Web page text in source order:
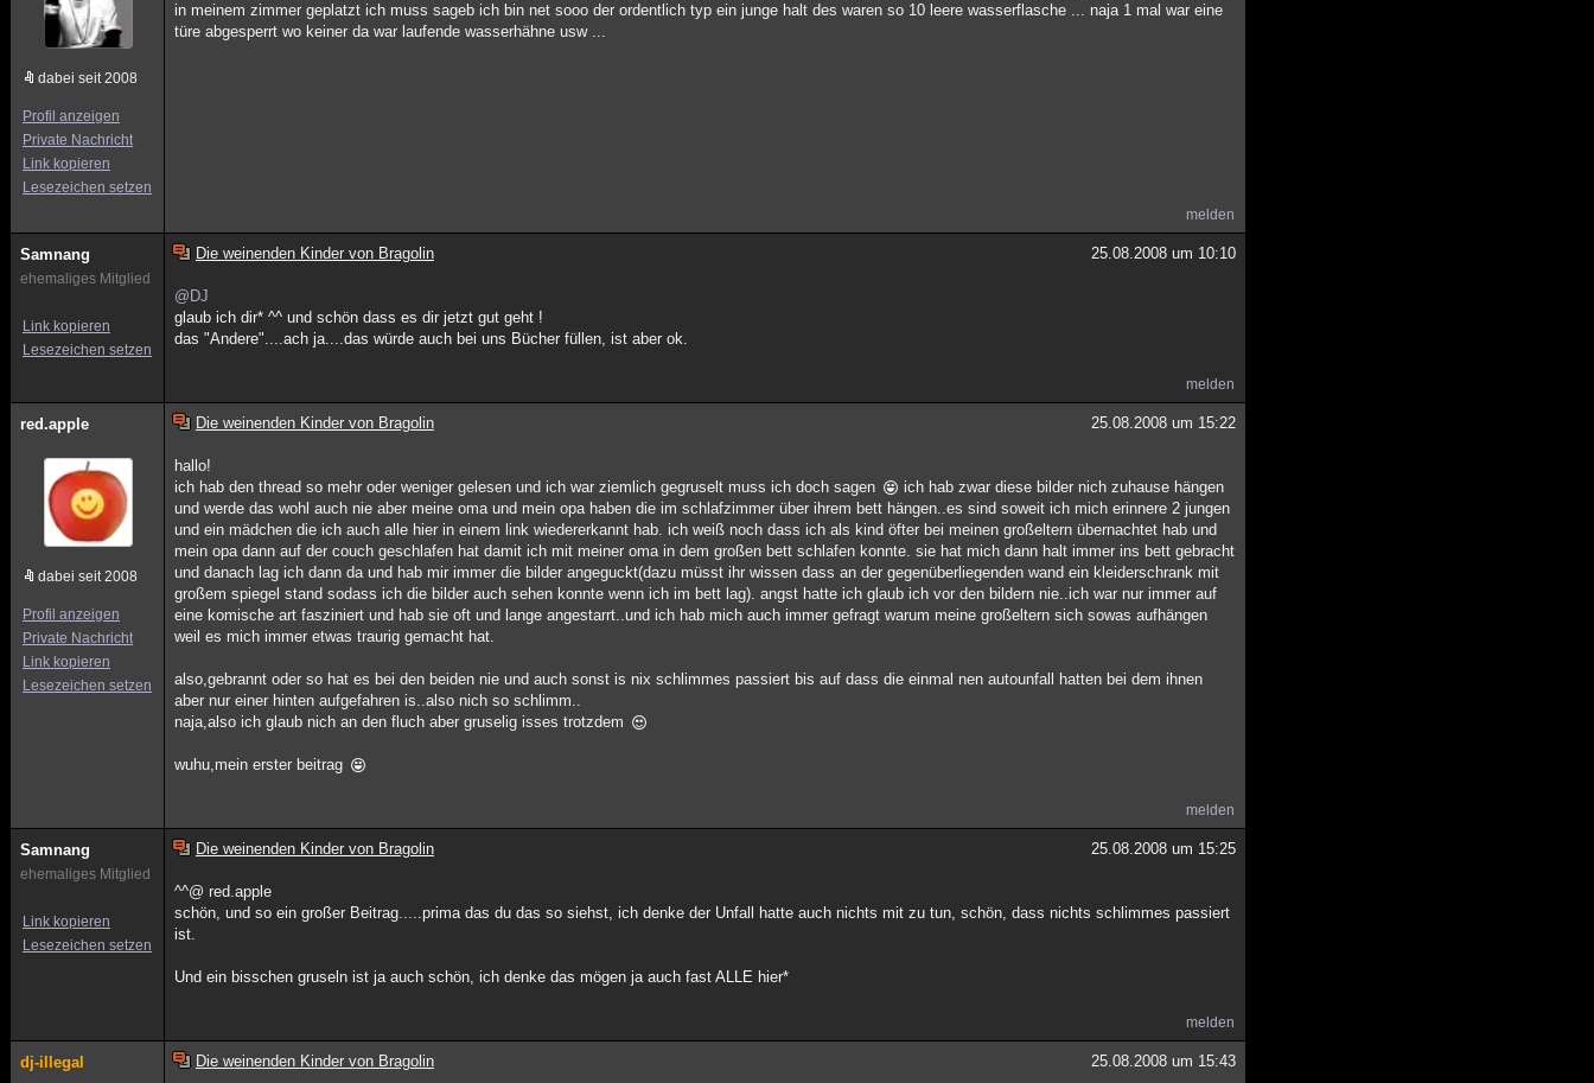
dabei seit 2008
Profil anzeigen
Private Nachricht
Link kopieren
Lesezeichen setzen
in meinem zimmer geplatzt ich muss sageb ich bin net sooo der ordentlich typ ein junge halt des waren so 10 leere wasserflasche ... naja 1 mal war eine
türe abgesperrt wo keiner da war laufende wasserhähne usw ...
melden
Samnang
ehemaliges Mitglied
Link kopieren
Lesezeichen setzen
Die weinenden Kinder von Bragolin 25.08.2008 um 10:10
@DJ
glaub ich dir* ^^ und schön dass es dir jetzt gut geht !
das "Andere"....ach ja....das würde auch bei uns Bücher füllen, ist aber ok.
melden
red.apple
dabei seit 2008
Profil anzeigen
Private Nachricht
Link kopieren
Lesezeichen setzen
Die weinenden Kinder von Bragolin 25.08.2008 um 15:22
hallo!
ich hab den thread so mehr oder weniger gelesen und ich war ziemlich gegruselt muss ich doch sagen
ich hab zwar diese bilder nich zuhause hängen
und werde das wohl auch nie aber meine oma und mein opa haben die im schlafzimmer über ihrem bett hängen..es sind soweit ich mich erinnere 2 jungen
und ein mädchen die ich auch alle hier in einem link wiedererkannt hab. ich weiß noch dass ich als kind öfter bei meinen großeltern übernachtet hab und
mein opa dann auf der couch geschlafen hat damit ich mit meiner oma in dem großen bett schlafen konnte. sie hat mich dann halt immer ins bett gebracht
und danach lag ich dann da und hab mir immer die bilder angeguckt(dazu müsst ihr wissen dass an der gegenüberliegenden wand ein kleiderschrank mit
großem spiegel stand sodass ich die bilder auch sehen konnte wenn ich im bett lag). angst hatte ich glaub ich vor den bildern nie..ich war nur immer auf
eine komische art fasziniert und hab sie oft und lange angestarrt..und ich hab mich auch immer gefragt warum meine großeltern sich sowas aufhängen
weil es mich immer etwas traurig gemacht hat.
also,gebrannt oder so hat es bei den beiden nie und auch sonst is nix schlimmes passiert bis auf dass die einmal nen autounfall hatten bei dem ihnen
aber nur einer hinten aufgefahren is..also nich so schlimm..
naja,also ich glaub nich an den fluch aber gruselig isses trotzdem
wuhu,mein erster beitrag
melden
Samnang
ehemaliges Mitglied
Link kopieren
Lesezeichen setzen
Die weinenden Kinder von Bragolin 25.08.2008 um 15:25
^^@ red.apple
schön, und so ein großer Beitrag.....prima das du das so siehst, ich denke der Unfall hatte auch nichts mit zu tun, schön, dass nichts schlimmes passiert
ist.
Und ein bisschen gruseln ist ja auch schön, ich denke das mögen ja auch fast ALLE hier*
melden
dj-illegal Die weinenden Kinder von Bragolin 25.08.2008 um 15:43